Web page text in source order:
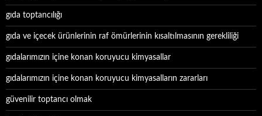
gıda toptancılığı
gıda ve içecek ürünlerinin raf ömürlerinin kısaltılmasının gerekliliği
gıdalarımızın içine konan koruyucu kimyasallar
gıdalarımızın içine konan koruyucu kimyasalların zararları
güvenilir toptancı olmak